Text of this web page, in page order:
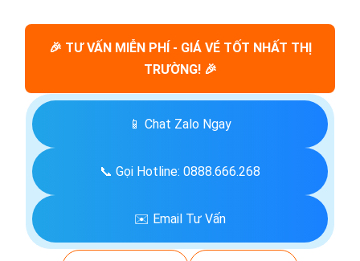
🎉 TƯ VẤN MIỄN PHÍ - GIÁ VÉ TỐT NHẤT THỊ
TRƯỜNG! 🎉
📱 Chat Zalo Ngay
📞 Gọi Hotline: 0888.666.268
✉️ Email Tư Vấn